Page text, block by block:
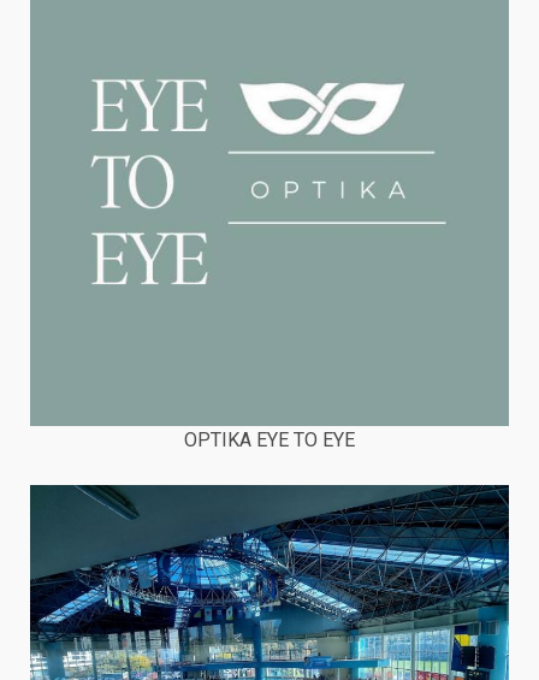
OPTIKA EYE TO EYE